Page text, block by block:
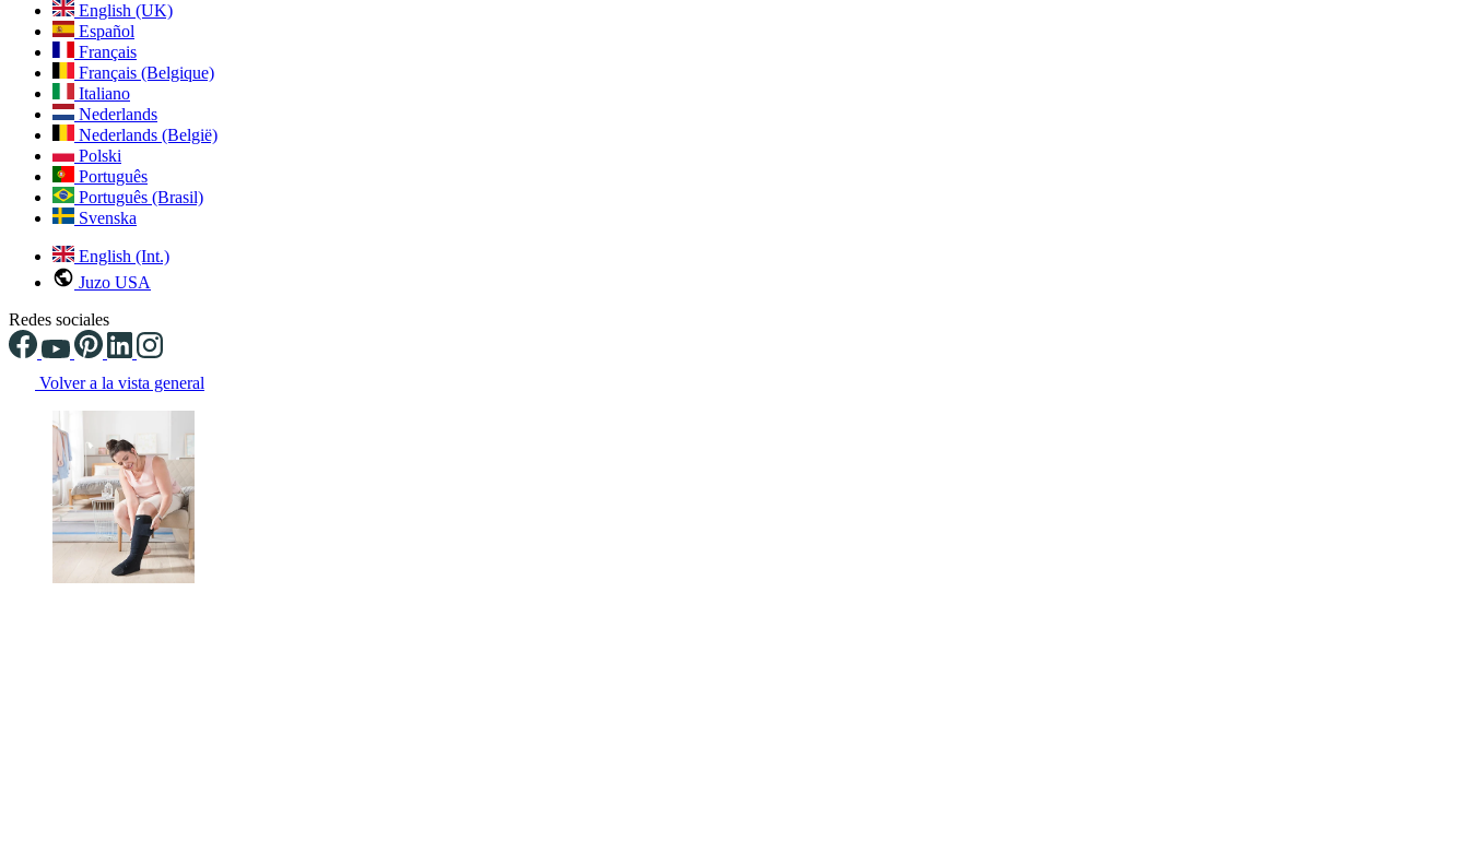
English (UK)
Español
Français
Français (Belgique)
Italiano
Nederlands
Nederlands (België)
Polski
Português
Português (Brasil)
Svenska
English (Int.)
Juzo USA
Redes sociales
Volver a la vista general